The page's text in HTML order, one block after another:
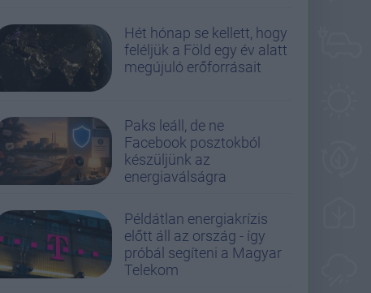
Hét hónap se kellett, hogy
feléljük a Föld egy év alatt
megújuló erőforrásait
Paks leáll, de ne
Facebook posztokból
készüljünk az
energiaválságra
Példátlan energiakrízis
előtt áll az ország - így
próbál segíteni a Magyar
Telekom